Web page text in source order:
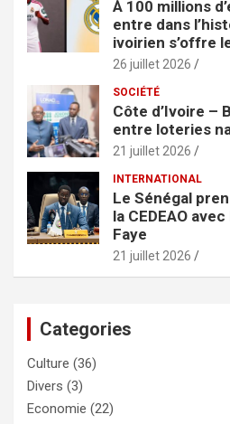
À 100 millions
entre dans
ivoirien s’offre
26 juillet 2026
SOCIÉTÉ
Côte d’Ivoire –
entre loteries
21 juillet 2026
INTERNATIONAL
Le Sénégal
la CEDEAO
Faye
21 juillet 2026
Categories
Culture (36)
Divers (3)
Economie (22)